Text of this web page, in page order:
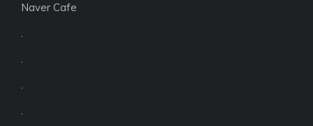
Naver Cafe
.
.
.
.